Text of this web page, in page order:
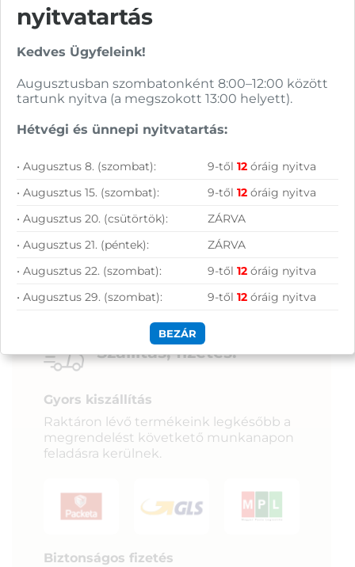
Garanciavállalás
Hűségprogram
50 000 Ft felett ingyenes szállítás
Szállítás, fizetés:
Gyors kiszállítás
Raktáron lévő termékeink legkésőbb a
megrendelést követkető munkanapon
feladásra kerülnek.
Biztonságos fizetés
nyitvatartás
Kedves Ügyfeleink!
Augusztusban szombatonként 8:00–12:00 között
tartunk nyitva (a megszokott 13:00 helyett).
Hétvégi és ünnepi nyitvatartás:
• Augusztus 8. (szombat): 9-től12 óráig nyitva
• Augusztus 15. (szombat):
9-től12 óráig nyitva
• Augusztus 20. (csütörtök):
ZÁRVA
• Augusztus 21. (péntek):
ZÁRVA
• Augusztus 22. (szombat):
9-től12 óráig nyitva
• Augusztus 29. (szombat):
9-től12 óráig nyitva
BEZÁR